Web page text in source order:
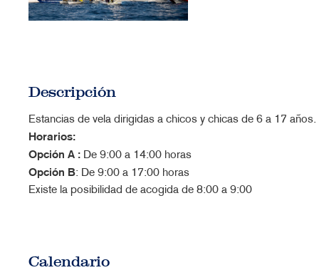
Descripción
Estancias de vela dirigidas a chicos y chicas de 6 a 17 años.
Horarios:
Opción A : De 9:00 a 14:00 horas
Opción B: De 9:00 a 17:00 horas
Existe la posibilidad de acogida de 8:00 a 9:00
Calendario